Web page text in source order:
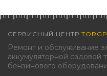
СЕРВИСНЫЙ ЦЕНТР
Ремонт и обслуживание
аккумуляторной садовой
бензинового